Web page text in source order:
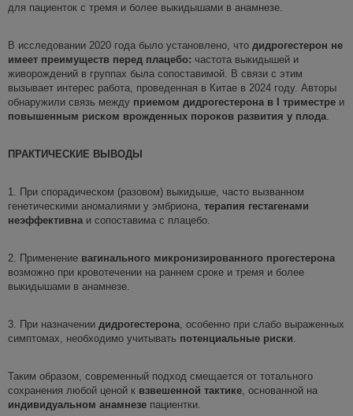
для пациенток с тремя и более выкидышами в анамнезе.
В исследовании 2020 года было установлено, что дидрогестерон не
имеет преимуществ перед плацебо: частота выкидышей и
живорождений в группах была сопоставимой. В связи с этим
вызывает интерес работа, проведенная в Китае в 2024 году. Авторы
обнаружили связь между приемом дидрогестерона в I триместре и
повышенным риском врожденных пороков развития у плода
ПРАКТИЧЕСКИЕ ВЫВОДЫ
1. При спорадическом (разовом) выкидыше, часто вызванном
генетическими аномалиями у эмбриона, терапия гестагенами
неэффективна и сопоставима с плацебо.
2. Применение вагинального микронизированного прогестерона
возможно при кровотечении на раннем сроке и тремя и более
выкидышами в анамнезе.
3. При назначении дидрогестерона , особенно при слабо выраженных
симптомах, необходимо учитывать потенциальные риски
Таким образом, современный подход смещается от тотального
сохранения любой ценой к взвешенной тактике , основанной на
индивидуальном анамнезе пациентки.